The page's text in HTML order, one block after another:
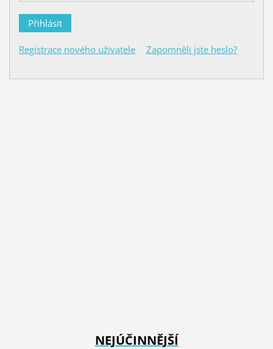
Registrace nového uživatele Zapomněli jste heslo?
NEJÚČINNĚJŠÍ